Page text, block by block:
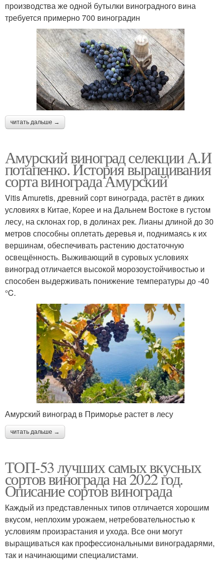
производства же одной бутылки виноградного вина
требуется примерно 700 виноградин
читать дальше →
Амурский виноград селекции А.И
потапенко. История выращивания
сорта винограда Амурский
Vitis Amuretis, древний сорт винограда, растёт в диких
условиях в Китае, Корее и на Дальнем Востоке в густом
лесу, на склонах гор, в долинах рек. Лианы длиной до 30
метров способны оплетать деревья и, поднимаясь к их
вершинам, обеспечивать растению достаточную
освещённость. Выживающий в суровых условиях
виноград отличается высокой морозоустойчивостью и
способен выдерживать понижение температуры до -40
°C.
Амурский виноград в Приморье растет в лесу
читать дальше →
ТОП-53 лучших самых вкусных
сортов винограда на 2022 год.
Описание сортов винограда
Каждый из представленных типов отличается хорошим
вкусом, неплохим урожаем, нетребовательностью к
условиям произрастания и ухода. Все они могут
выращиваться как профессиональными виноградарями,
так и начинающими специалистами.